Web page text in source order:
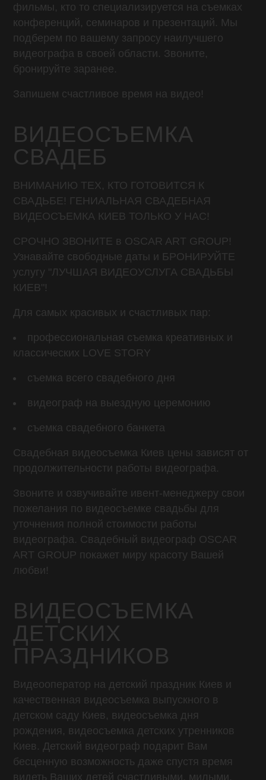
фильмы, кто то специализируется на съемках
конференций, семинаров и презентаций. Мы
подберем по вашему запросу наилучшего
видеографа в своей области. Звоните,
бронируйте заранее.
Запишем счастливое время на видео!
ВИДЕОСЪЕМКА
СВАДЕБ
ВНИМАНИЮ ТЕХ, КТО ГОТОВИТСЯ К
СВАДЬБЕ! ГЕНИАЛЬНАЯ СВАДЕБНАЯ
ВИДЕОСЪЕМКА КИЕВ ТОЛЬКО У НАС!
СРОЧНО ЗВОНИТЕ в OSCAR ART GROUP!
Узнавайте свободные даты и БРОНИРУЙТЕ
услугу "ЛУЧШАЯ ВИДЕОУСЛУГА СВАДЬБЫ
КИЕВ"!
Для самых красивых и счастливых пар:
профессиональная съемка креативных и
классических LOVE STORY
съемка всего свадебного дня
видеограф на выездную церемонию
съемка свадебного банкета
Свадебная видеосъемка Киев цены зависят от
продолжительности работы видеографа.
Звоните и озвучивайте ивент-менеджеру свои
пожелания по видеосъемке свадьбы для
уточнения полной стоимости работы
видеографа. Свадебный видеограф OSCAR
ART GROUP покажет миру красоту Вашей
любви!
ВИДЕОСЪЕМКА
ДЕТСКИХ
ПРАЗДНИКОВ
Видеооператор на детский праздник Киев и
качественная видеосъемка выпускного в
детском саду Киев, видеосъемка дня
рождения, видеосъемка детских утренников
Киев. Детский видеограф подарит Вам
бесценную возможность даже спустя время
видеть Ваших детей счастливыми, милыми,